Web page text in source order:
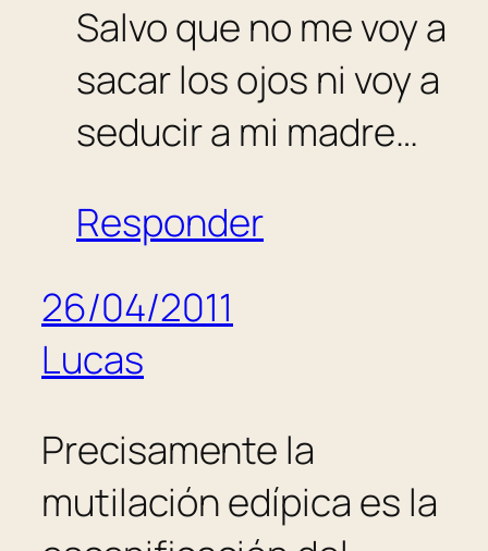
Salvo que no me voy a
sacar los ojos ni voy a
seducir a mi madre…
Responder
26/04/2011
Lucas
Precisamente la
mutilación edípica es la